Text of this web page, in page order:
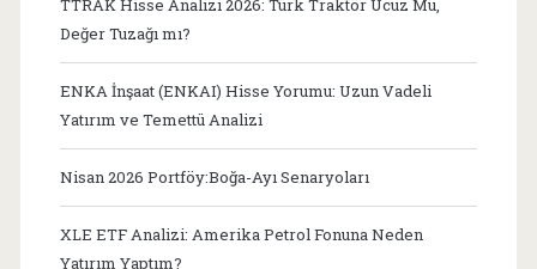
TTRAK Hisse Analizi 2026: Türk Traktör Ucuz Mu,
Değer Tuzağı mı?
ENKA İnşaat (ENKAI) Hisse Yorumu: Uzun Vadeli
Yatırım ve Temettü Analizi
Nisan 2026 Portföy:Boğa-Ayı Senaryoları
XLE ETF Analizi: Amerika Petrol Fonuna Neden
Yatırım Yaptım?